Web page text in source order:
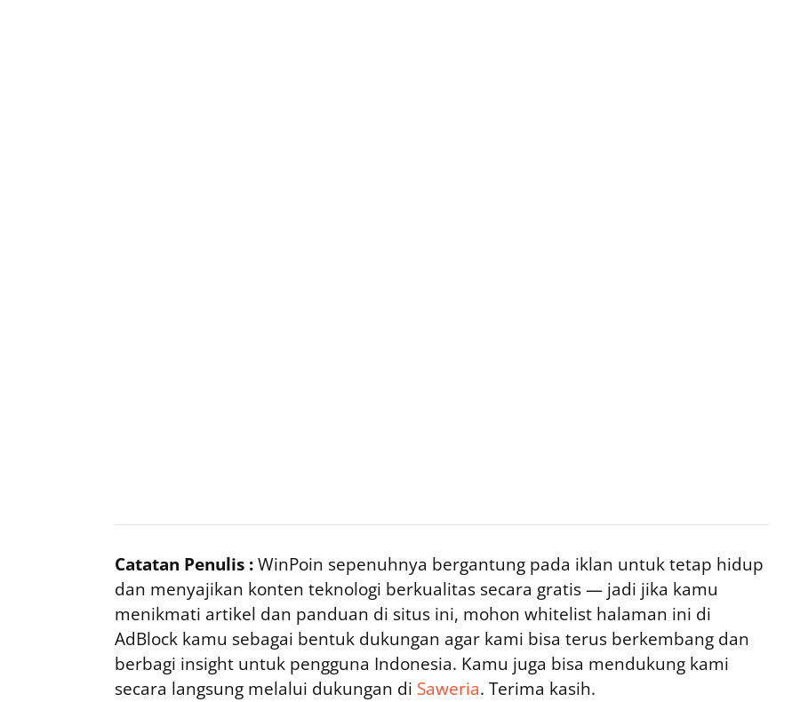
Catatan Penulis :WinPoin sepenuhnya bergantung pada iklan untuk tetap hidup
dan menyajikan konten teknologi berkualitas secara gratis — jadi jika kamu
menikmati artikel dan panduan di situs ini, mohon whitelist halaman ini di
AdBlock kamu sebagai bentuk dukungan agar kami bisa terus berkembang dan
berbagi insight untuk pengguna Indonesia. Kamu juga bisa mendukung kami
secara langsung melalui dukungan di Saweria. Terima kasih.